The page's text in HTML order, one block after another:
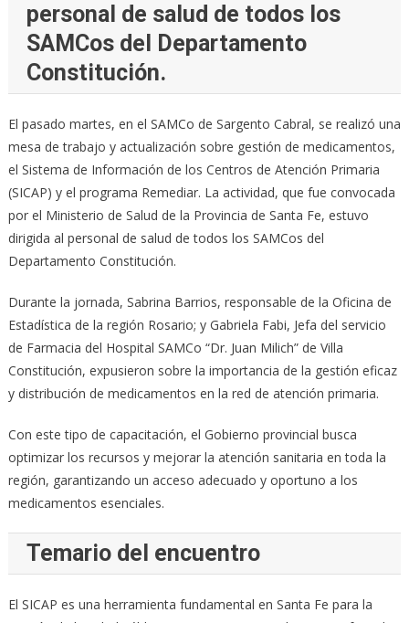
personal de salud de todos los
SAMCos del Departamento
Constitución.
El pasado martes, en el SAMCo de Sargento Cabral, se realizó una
mesa de trabajo y actualización sobre gestión de medicamentos,
el Sistema de Información de los Centros de Atención Primaria
(SICAP) y el programa Remediar. La actividad, que fue convocada
por el Ministerio de Salud de la Provincia de Santa Fe, estuvo
dirigida al personal de salud de todos los SAMCos del
Departamento Constitución.
Durante la jornada, Sabrina Barrios, responsable de la Oficina de
Estadística de la región Rosario; y Gabriela Fabi, Jefa del servicio
de Farmacia del Hospital SAMCo “Dr. Juan Milich” de Villa
Constitución, expusieron sobre la importancia de la gestión eficaz
y distribución de medicamentos en la red de atención primaria.
Con este tipo de capacitación, el Gobierno provincial busca
optimizar los recursos y mejorar la atención sanitaria en toda la
región, garantizando un acceso adecuado y oportuno a los
medicamentos esenciales.
Temario del encuentro
El SICAP es una herramienta fundamental en Santa Fe para la